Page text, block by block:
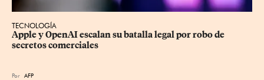
TECNOLOGÍA
Apple y OpenAI escalan su batalla legal por robo de
secretos comerciales
Por AFP